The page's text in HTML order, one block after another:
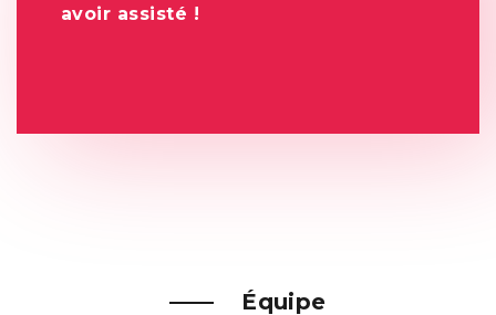
avoir assisté !
Équipe